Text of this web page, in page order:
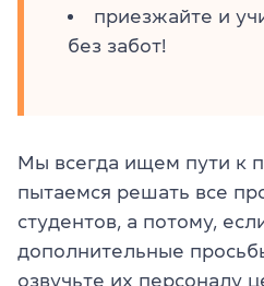
приезжайте и
без забот!
Мы всегда ищем пути к
пытаемся решать все
студентов, а потому,
дополнительные
озвучьте их персоналу